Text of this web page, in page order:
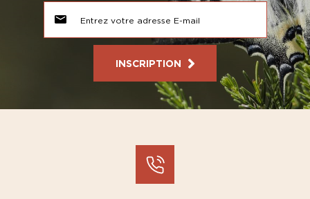
INSCRIPTION